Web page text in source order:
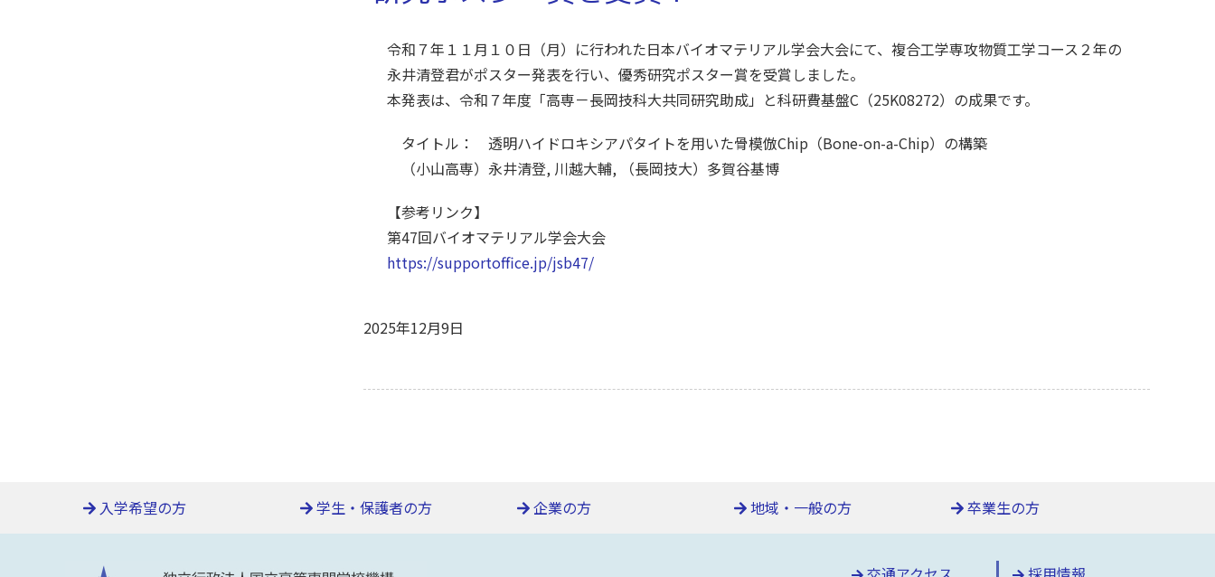
令和７年１１月１０日（月）に行われた日本バイオマテリアル学会大会にて、複合工学専攻物質工学コース２年の
永井清登君がポスター発表を行い、優秀研究ポスター賞を受賞しました。
本発表は、令和７年度「高専－長岡技科大共同研究助成」と科研費基盤C（25K08272）の成果です。
タイトル： 透明ハイドロキシアパタイトを用いた骨模倣Chip（Bone-on-a-Chip）の構築
（小山高専）永井清登, 川越大輔, （長岡技大）多賀谷基博
【参考リンク】
第47回バイオマテリアル学会大会
https://supportoffice.jp/jsb47/
2025年12月9日
入学希望の方 学生・保護者の方 企業の方 地域・一般の方 卒業生の方